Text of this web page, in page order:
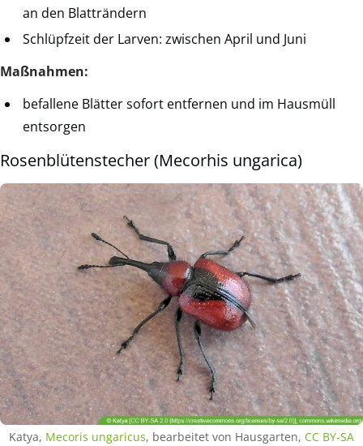
an den Blatträndern
Schlüpfzeit der Larven: zwischen April und Juni
Maßnahmen:
befallene Blätter sofort entfernen und im Hausmüll
entsorgen
Rosenblütenstecher (Mecorhis ungarica)
Katya, Mecoris ungaricus, bearbeitet von Hausgarten, CC BY-SA